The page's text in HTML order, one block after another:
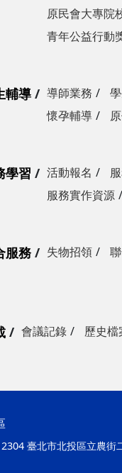
原民會大專院
青年公益行動
輔導 導師業務
懷孕輔導
學習 活動報名
服務實作資源
服務 失物招領
會議記錄 歷史檔
臺北市北投區立農街